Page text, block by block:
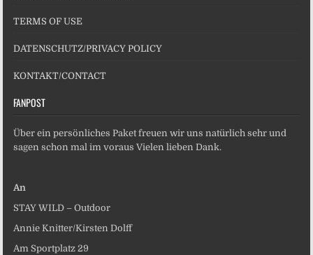
TERMS OF USE
DATENSCHUTZ/PRIVACY POLICY
KONTAKT/CONTACT
FANPOST
Über ein persönliches Paket freuen wir uns natürlich sehr und
sagen schon mal im voraus Vielen lieben Dank.
An
STAY WILD – Outdoor
Annie Knitter/Kirsten Dolff
Am Sportplatz 29